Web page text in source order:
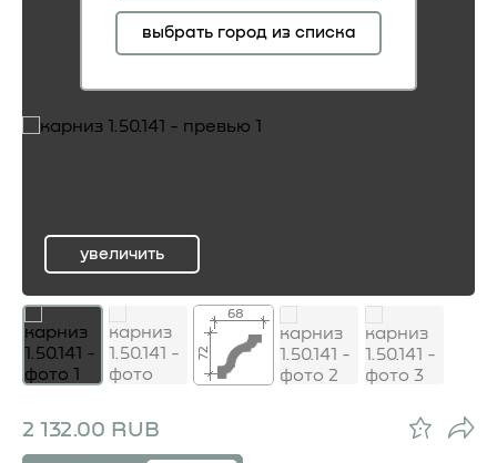
выбрать город из списка
ru
увеличить
68
72
2 132.00 RUB